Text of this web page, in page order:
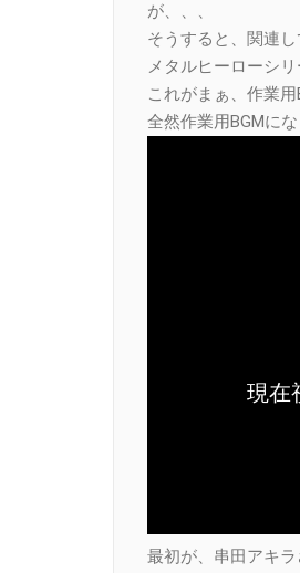
が、、、
そうすると、関連し
メタルヒーローシ
これがまぁ、作業用
全然作業用BGMに
最初が、串田アキ